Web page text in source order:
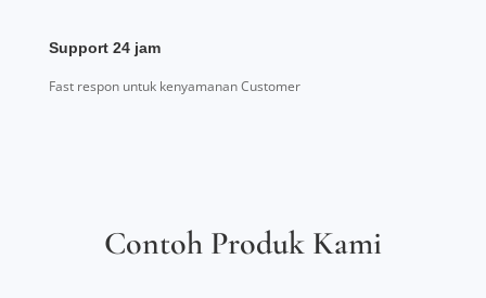
Support 24 jam
Fast respon untuk kenyamanan Customer
Contoh Produk Kami